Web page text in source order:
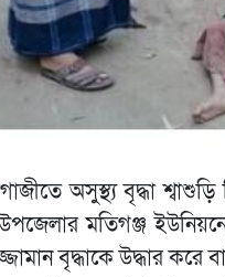
অসুস্থ্য বৃদ্ধা
মতিগঞ্জ
বৃদ্ধাকে উদ্ধার করে